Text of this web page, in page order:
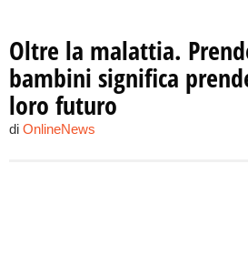
Oltre la malattia.
bambini significa
loro futuro
di OnlineNews